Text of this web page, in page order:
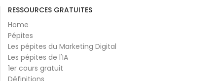
RESSOURCES GRATUITES
Home
Pépites
Les pépites du Marketing Digital
Les pépites de l'IA
1er cours gratuit
Définitions